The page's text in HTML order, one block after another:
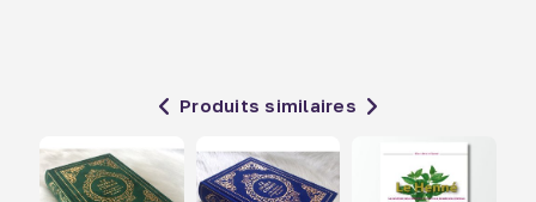
Produits similaires